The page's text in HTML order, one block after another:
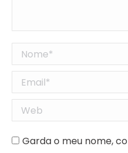
Nome *
Email *
Web
Garda o meu nome,